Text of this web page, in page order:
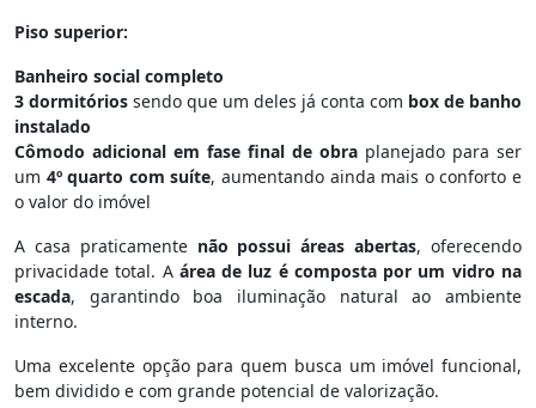
Piso superior:
Banheiro social completo
3 dormitórios sendo que um deles já conta com box de banho
instalado
Cômodo adicional em fase final de obra planejado para ser
um 4º quarto com suíte, aumentando ainda mais o conforto e
o valor do imóvel
A casa praticamente não possui áreas abertas, oferecendo
privacidade total. A área de luz é composta por um vidro na
escada, garantindo boa iluminação natural ao ambiente
interno.
Uma excelente opção para quem busca um imóvel funcional,
bem dividido e com grande potencial de valorização.